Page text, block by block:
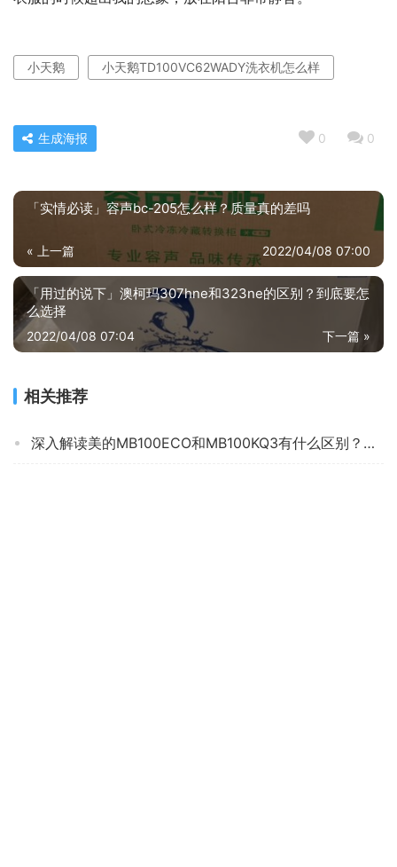
小天鹅 小天鹅TD100VC62WADY洗衣机怎么样
0 0
生成海报
「实情必读」容声bc-205怎么样？质量真的差吗
« 上一篇 2022/04/08 07:00
「用过的说下」澳柯玛307hne和323ne的区别？到底要怎
么选择
下一篇 »
2022/04/08 07:04
相关推荐
深入解读美的MB100ECO和MB100KQ3有什么区别？哪个更合适